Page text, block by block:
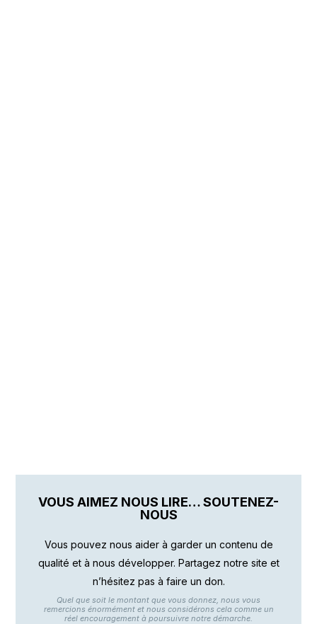
VOUS AIMEZ NOUS LIRE… SOUTENEZ-
NOUS
Vous pouvez nous aider à garder un contenu de
qualité et à nous développer. Partagez notre site et
n’hésitez pas à faire un don.
Quel que soit le montant que vous donnez, nous vous
remercions énormément et nous considérons cela comme un
réel encouragement à poursuivre notre démarche.